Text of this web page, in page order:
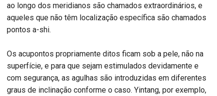
ao longo dos meridianos são chamados extraordinários, e
aqueles que não têm localização específica são chamados
pontos a-shi.
Os acupontos propriamente ditos ficam sob a pele, não na
superfície, e para que sejam estimulados devidamente e
com segurança, as agulhas são introduzidas em diferentes
graus de inclinação conforme o caso. Yintang, por exemplo,